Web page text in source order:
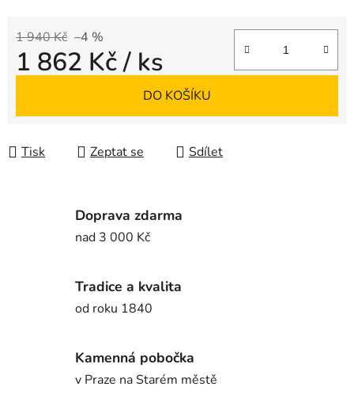
1 940 Kč –4 %
1 862 Kč/ ks
DO KOŠÍKU
Tisk Zeptat se Sdílet
Doprava zdarma
nad 3 000 Kč
Tradice a kvalita
od roku 1840
Kamenná pobočka
v Praze na Starém městě